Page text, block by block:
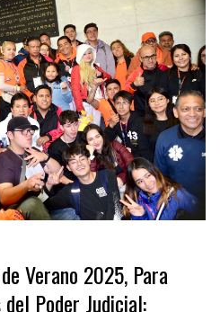
Verano 2025, Para
Poder Judicial: